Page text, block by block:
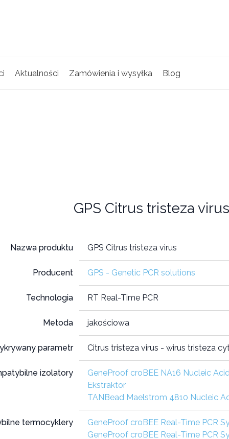
Aktualności Zamówienia i wysyłka Blog
GPS Citrus tristeza virus
Nazwa produktu GPS Citrus tristeza virus
Producent GPS - Genetic PCR solutions
Technologia RT Real-Time PCR
Metoda jakościowa
parametr Citrus tristeza virus - wirus tristeza
izolatory
GeneProof croBEE NA16 Nucleic
Ekstraktor
TANBead Maelstrom 4810 Nucleic
termocyklery
GeneProof croBEE Real-Time PCR
GeneProof croBEE Real-Time PCR